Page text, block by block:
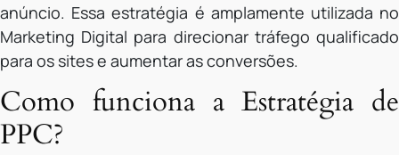
anúncio. Essa estratégia é amplamente utilizada no
Marketing Digital para direcionar tráfego qualificado
para os sites e aumentar as conversões.
Como funciona a Estratégia de
PPC?